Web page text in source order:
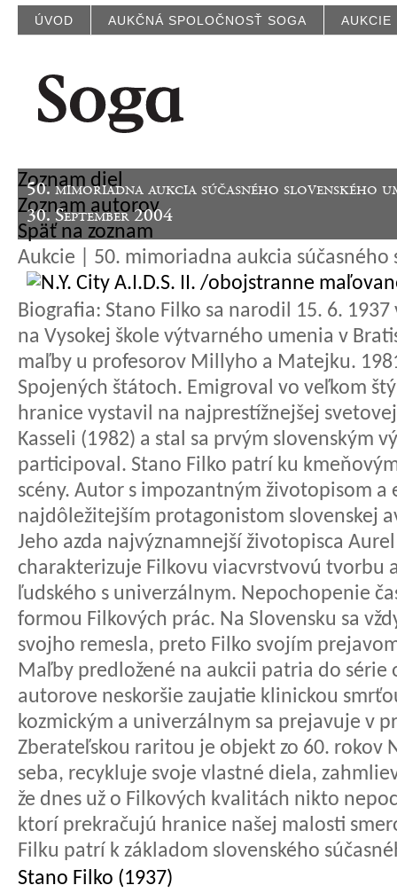
ÚVOD AUKČNÁ SPOLOČNOSŤ SOGA AUKCIE
50. mimoriadna aukcia súčasného slovenského
30. September 2004
Zoznam diel
Zoznam autorov
Späť na zoznam
Aukcie | 50. mimoriadna aukcia súčasného
Biografia: Stano Filko sa narodil 15. 6.
na Vysokej škole výtvarného umenia v
maľby u profesorov Millyho a Matejku.
Spojených štátoch. Emigroval vo veľkom
hranice vystavil na najprestížnejšej
Kasseli (1982) a stal sa prvým
participoval. Stano Filko patrí ku
scény. Autor s impozantným životopisom
najdôležitejším protagonistom slovenskej
Jeho azda najvýznamnejší životopisca
charakterizuje Filkovu viacvrstvovú tvorbu
ľudského s univerzálnym. Nepochopenie
formou Filkových prác. Na Slovensku sa
svojho remesla, preto Filko svojím
Maľby predložené na aukcii patria do
autorove neskoršie zaujatie klinickou
kozmickým a univerzálnym sa prejavuje v
Zberateľskou raritou je objekt zo 60. rokov
seba, recykluje svoje vlastné diela,
že dnes už o Filkových kvalitách nikto
ktorí prekračujú hranice našej malosti
Filku patrí k základom slovenského
Stano Filko (1937)